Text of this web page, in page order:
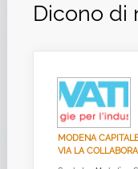
Dicono di
MODENA
VIA LA